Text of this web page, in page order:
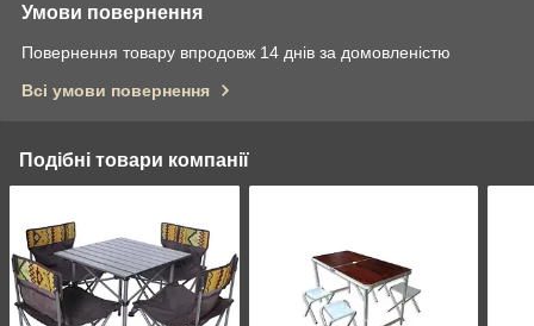
Умови повернення
Повернення товару впродовж 14 днів за домовленістю
Всі умови повернення
Подібні товари компанії